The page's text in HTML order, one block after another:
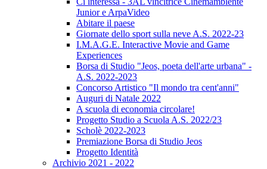
Junior e ArpaVideo
Abitare il paese
Giornate dello sport sulla neve A.S. 2022-23
I.M.A.G.E. Interactive Movie and Game
Experiences
Borsa di Studio "Jeos, poeta dell'arte urbana" -
A.S. 2022-2023
Concorso Artistico "Il mondo tra cent'anni"
Auguri di Natale 2022
A scuola di economia circolare!
Progetto Studio a Scuola A.S. 2022/23
Scholè 2022-2023
Premiazione Borsa di Studio Jeos
Progetto Identità
Archivio 2021 - 2022